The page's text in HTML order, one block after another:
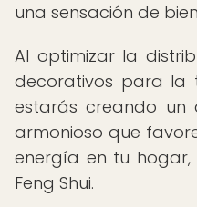
una sensación de
Al optimizar la
decorativos para la
estarás creando un
armonioso que
energía en tu hogar,
Feng Shui.